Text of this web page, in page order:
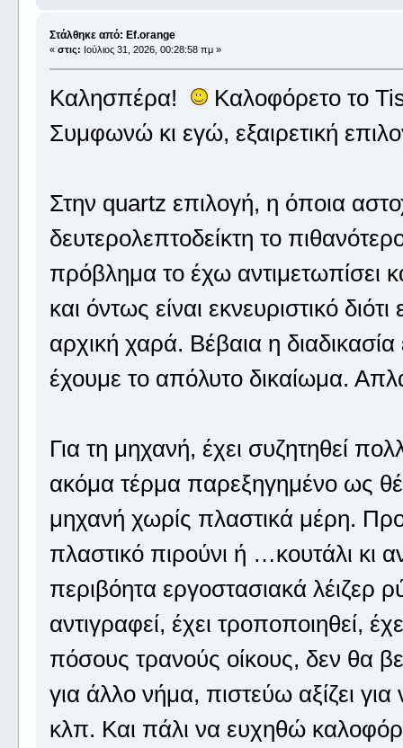
Στάλθηκε από: Ef.orange
« στις: Ιούλιος 31, 2026, 00:28:58 πμ »
Καλησπέρα!
Καλοφόρετο το
Συμφωνώ κι εγώ, εξαιρετική
Στην quartz επιλογή, η όποια
δευτερολεπτοδείκτη το
πρόβλημα το έχω αντιμετωπίσει
και όντως είναι εκνευριστικό
αρχική χαρά. Βέβαια η
έχουμε το απόλυτο δικαίωμα.
Για τη μηχανή, έχει συζητηθεί
ακόμα τέρμα παρεξηγημένο ως
μηχανή χωρίς πλαστικά μέρη.
πλαστικό πιρούνι ή …κουτάλι κι
περιβόητα εργοστασιακά λέιζερ
αντιγραφεί, έχει τροποποιηθεί,
πόσους τρανούς οίκους, δεν θα
για άλλο νήμα, πιστεύω αξίζει για
κλπ. Και πάλι να ευχηθώ